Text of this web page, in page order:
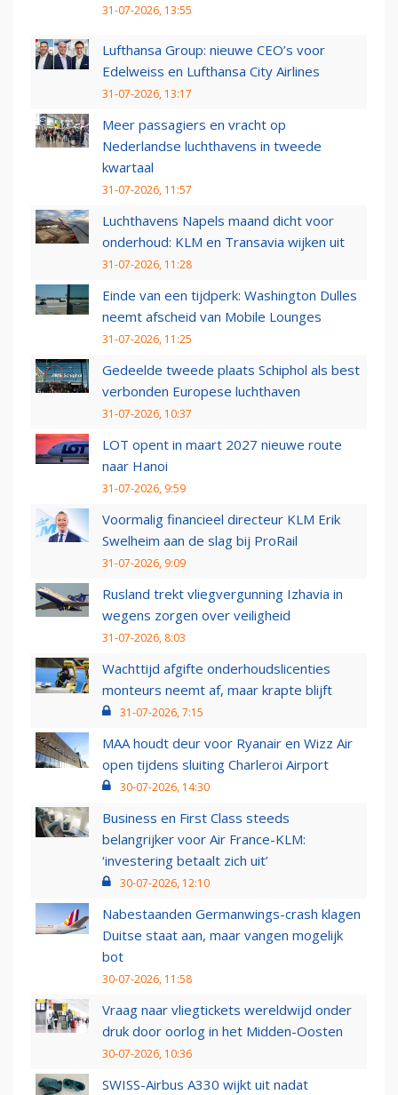
31-07-2026, 13:55
Lufthansa Group: nieuwe CEO’s voor
Edelweiss en Lufthansa City Airlines
31-07-2026, 13:17
Meer passagiers en vracht op
Nederlandse luchthavens in tweede
kwartaal
31-07-2026, 11:57
Luchthavens Napels maand dicht voor
onderhoud: KLM en Transavia wijken uit
31-07-2026, 11:28
Einde van een tijdperk: Washington Dulles
neemt afscheid van Mobile Lounges
31-07-2026, 11:25
Gedeelde tweede plaats Schiphol als best
verbonden Europese luchthaven
31-07-2026, 10:37
LOT opent in maart 2027 nieuwe route
naar Hanoi
31-07-2026, 9:59
Voormalig financieel directeur KLM Erik
Swelheim aan de slag bij ProRail
31-07-2026, 9:09
Rusland trekt vliegvergunning Izhavia in
wegens zorgen over veiligheid
31-07-2026, 8:03
Wachttijd afgifte onderhoudslicenties
monteurs neemt af, maar krapte blijft
31-07-2026, 7:15
MAA houdt deur voor Ryanair en Wizz Air
open tijdens sluiting Charleroi Airport
30-07-2026, 14:30
Business en First Class steeds
belangrijker voor Air France-KLM:
‘investering betaalt zich uit’
30-07-2026, 12:10
Nabestaanden Germanwings-crash klagen
Duitse staat aan, maar vangen mogelijk
bot
30-07-2026, 11:58
Vraag naar vliegtickets wereldwijd onder
druk door oorlog in het Midden-Oosten
30-07-2026, 10:36
SWISS-Airbus A330 wijkt uit nadat